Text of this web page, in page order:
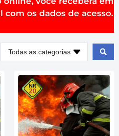
os dados de acesso.